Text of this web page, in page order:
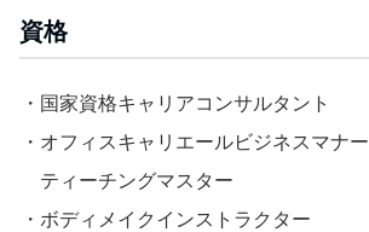
資格
・国家資格キャリアコンサルタント
・オフィスキャリエールビジネスマナー
ティーチングマスター
・ボディメイクインストラクター